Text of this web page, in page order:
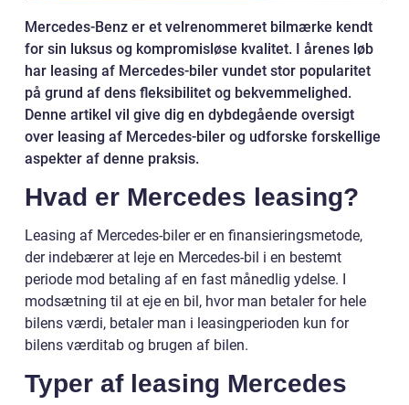
Mercedes-Benz er et velrenommeret bilmærke kendt
for sin luksus og kompromisløse kvalitet. I årenes løb
har leasing af Mercedes-biler vundet stor popularitet
på grund af dens fleksibilitet og bekvemmelighed.
Denne artikel vil give dig en dybdegående oversigt
over leasing af Mercedes-biler og udforske forskellige
aspekter af denne praksis.
Hvad er Mercedes leasing?
Leasing af Mercedes-biler er en finansieringsmetode,
der indebærer at leje en Mercedes-bil i en bestemt
periode mod betaling af en fast månedlig ydelse. I
modsætning til at eje en bil, hvor man betaler for hele
bilens værdi, betaler man i leasingperioden kun for
bilens værditab og brugen af bilen.
Typer af leasing Mercedes